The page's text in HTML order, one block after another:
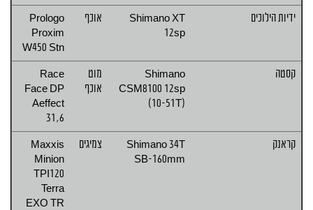
ידיות הילוכים
Shimano XT
12sp
אוכף
Prologo
Proxim
W450 Stn
קסטה
Shimano
CSM8100 12sp
(10-51T)
מוט
אוכף
Race
Face DP
Aeffect
31,6
קראנק
Shimano 34T
SB-160mm
צמיגים
Maxxis
Minion
TPI120
Terra
EXO TR